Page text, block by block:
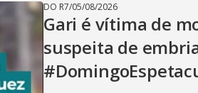
DO R7/05/08/2026
Gari é vítima de
suspeita de